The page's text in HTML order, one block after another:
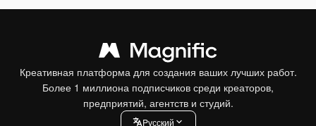
Креативная платформа для создания ваших лучших работ.
Более 1 миллиона подписчиков среди креаторов,
предприятий, агентств и студий.
Pусский